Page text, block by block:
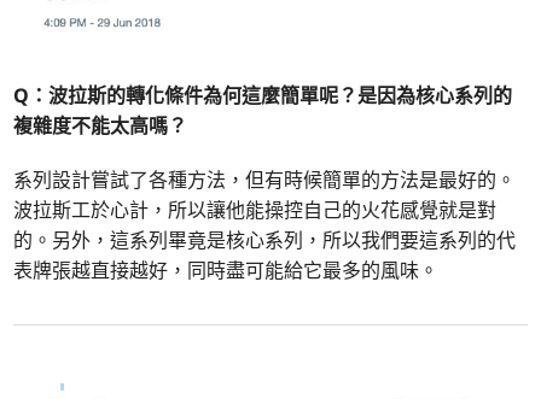
Q：波拉斯的轉化條件為何這麼簡單呢？是因為核心系列的
複雜度不能太高嗎？
系列設計嘗試了各種方法，但有時候簡單的方法是最好的。
波拉斯工於心計，所以讓他能操控自己的火花感覺就是對
的。另外，這系列畢竟是核心系列，所以我們要這系列的代
表牌張越直接越好，同時盡可能給它最多的風味。